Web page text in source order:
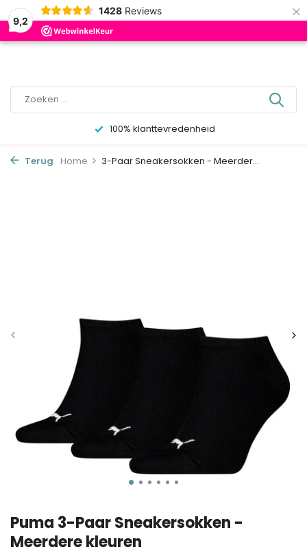
9,2
1428 Reviews ×
0
100% klanttevredenheid
Terug Home 3-Paar Sneakersokken - Meerder...
Puma 3-Paar Sneakersokken -
Meerdere kleuren